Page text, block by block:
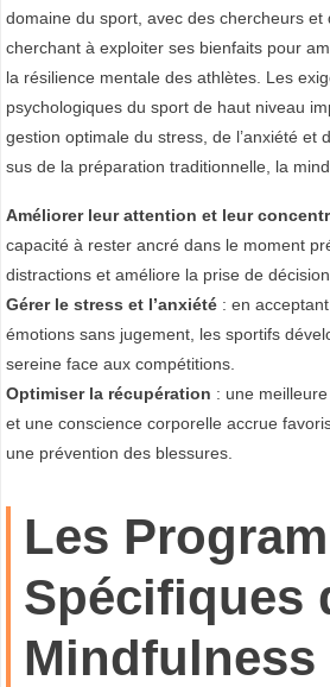
S
C
È
E
Optimisation
de la
et du Bien-
être
domaine du sport, avec des chercheurs et
cherchant à exploiter ses bienfaits pour
la résilience mentale des athlètes. Les
psychologiques du sport de haut niveau
gestion optimale du stress, de l’anxiété et
sus de la préparation traditionnelle, la
Améliorer leur attention et leur
capacité à rester ancré dans le moment
distractions et améliore la prise de décision.
Gérer le stress et l’anxiété : en
émotions sans jugement, les sportifs
sereine face aux compétitions.
Optimiser la récupération : une
et une conscience corporelle accrue
une prévention des blessures.
Les
Spécifiques
Mindfulness